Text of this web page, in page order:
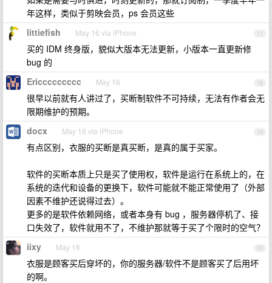
年这样，类似于剪映会员，ps 会员这些
17
littiefish May 16 via iPhone
买的 IDM 终身版，貌似大版本无法更新，小版本一直更新修
bug 的
18
Ericcccccccc May 16
很早以前就有人讲过了，买断制软件不可持续，无法有作者会无
限期维护的预期。
19
docx May 16 via iPhone
有点区别，衣服的买断是真买断，是真的属于买家。
软件的买断本质上只是买了使用权，软件是运行在系统上的，在
系统的迭代和设备的更换下，软件可能就不能正常使用了（外部
因素不维护还说得过去）。
更多的是软件依赖网络，或者本身有 bug ，服务器停机了、接
口失效了，软件就用不了，不维护那就等于买了个限时的空气？
20
iixy May 16
衣服是顾客买后穿坏的，你的服务器/软件不是顾客买了后用坏
的啊。